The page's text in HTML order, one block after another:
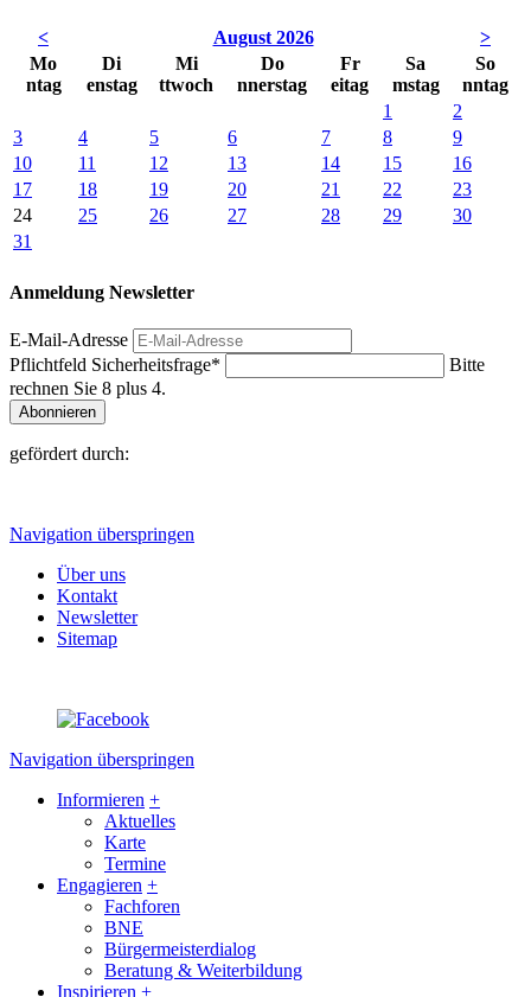
< August 2026
>
Mo
ntag
Di
enstag
Mi
ttwoch
Do
nnerstag
Fr
eitag
Sa
mstag
So
nntag
1
2
3
4 5 6 7 8
9
10
11 12 13 14 15
16
17
18 19 20 21 22
23
24
25 26 27 28 29
30
31
Anmeldung Newsletter
E-Mail-Adresse
Pflichtfeld Sicherheitsfrage*
Bitte
rechnen Sie 8 plus 4.
Abonnieren
gefördert durch:
Navigation überspringen
Über uns
Kontakt
Newsletter
Sitemap
Navigation überspringen
Informieren +
Aktuelles
Karte
Termine
Engagieren +
Fachforen
BNE
Bürgermeisterdialog
Beratung & Weiterbildung
Inspirieren +